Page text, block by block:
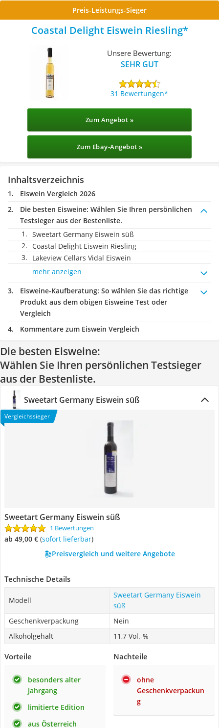
Preis-Leistungs-Sieger
Coastal Delight Eiswein Riesling
Unsere Bewertung:
SEHR GUT
31 Bewertungen
Zum Angebot »
Zum Ebay-Angebot »
Inhaltsverzeichnis
Eiswein Vergleich 2026
Die besten Eisweine: Wählen Sie Ihren persönlichen
Testsieger aus der Bestenliste.
Sweetart Germany Eiswein süß
Coastal Delight Eiswein Riesling
Lakeview Cellars Vidal Eiswein
mehr anzeigen
Eisweine-Kaufberatung: So wählen Sie das richtige
Produkt aus dem obigen Eisweine Test oder
Vergleich
Kommentare zum Eiswein Vergleich
Die besten Eisweine:
Wählen Sie Ihren persönlichen Testsieger
aus der Bestenliste.
Sweetart Germany Eiswein süß
Vergleichssieger
Sweetart Germany Eiswein süß
1 Bewertungen
ab 49,00 € ( Sofort lieferbar)
Preisvergleich und weitere Angebote
Technische Details
Modell
Sweetart Germany Eiswein
süß
Geschenkverpackung
Nein
Alkoholgehalt
11,7 Vol.-%
Vorteile
besonders alter
Jahrgang
limitierte Edition
aus Österreich
Nachteile
ohne
Geschenkverpackun
g